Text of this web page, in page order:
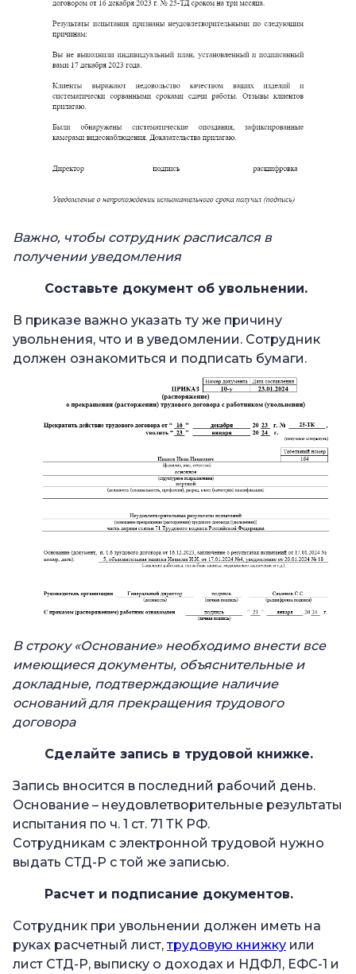
Важно, чтобы сотрудник расписался в
получении уведомления
Составьте документ об увольнении.
В приказе важно указать ту же причину
увольнения, что и в уведомлении. Сотрудник
должен ознакомиться и подписать бумаги.
В строку «Основание» необходимо внести все
имеющиеся документы, объяснительные и
докладные, подтверждающие наличие
оснований для прекращения трудового
договора
Сделайте запись в трудовой книжке.
Запись вносится в последний рабочий день.
Основание – неудовлетворительные результаты
испытания по ч. 1 ст. 71 ТК РФ.
Сотрудникам с электронной трудовой нужно
выдать СТД-Р с той же записью.
Расчет и подписание документов.
Сотрудник при увольнении должен иметь на
руках расчетный лист,трудовую книжку или
лист СТД-Р, выписку о доходах и НДФЛ, ЕФС-1 и